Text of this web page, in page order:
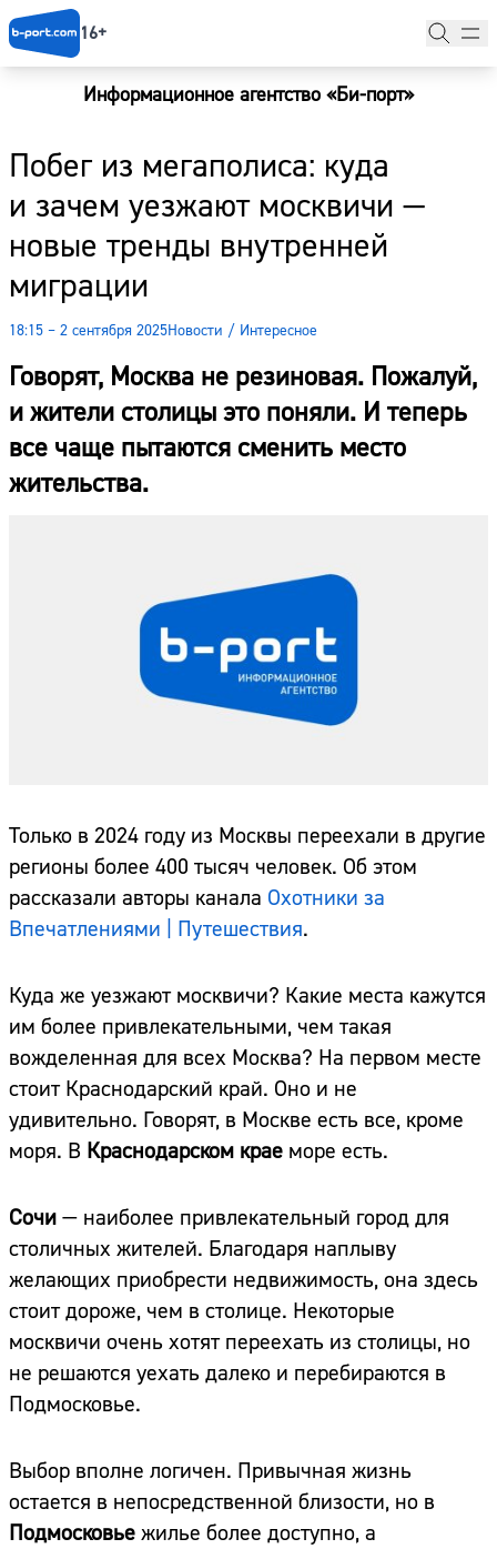
16+
Информационное агентство «Би-порт»
Побег из мегаполиса: куда
и зачем уезжают москвичи —
новые тренды внутренней
миграции
18:15 – 2 сентября 2025Новости / Интересное
Говорят, Москва не резиновая. Пожалуй,
и жители столицы это поняли. И теперь
все чаще пытаются сменить место
жительства.
Только в 2024 году из Москвы переехали в другие
регионы более 400 тысяч человек. Об этом
рассказали авторы канала Охотники за
Впечатлениями | Путешествия.
Куда же уезжают москвичи? Какие места кажутся
им более привлекательными, чем такая
вожделенная для всех Москва? На первом месте
стоит Краснодарский край. Оно и не
удивительно. Говорят, в Москве есть все, кроме
моря. В Краснодарском крае море есть.
Сочи — наиболее привлекательный город для
столичных жителей. Благодаря наплыву
желающих приобрести недвижимость, она здесь
стоит дороже, чем в столице. Некоторые
москвичи очень хотят переехать из столицы, но
не решаются уехать далеко и перебираются в
Подмосковье.
Выбор вполне логичен. Привычная жизнь
остается в непосредственной близости, но в
Подмосковье жилье более доступно, а
Новости
Наши гости
Фоторепортажи
Погода
Курсы валют